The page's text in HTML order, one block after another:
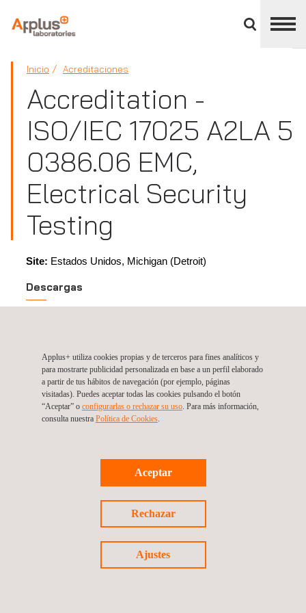
panel
APPLUS+
Inicio Acreditaciones
Accreditation -
ISO/IEC 17025 A2LA 5
0386.06 EMC,
Electrical Security
Testing
Site: Estados Unidos, Michigan (Detroit)
Descargas
Síguenos
©2026 Applus+
Política de privacidad
Proceso de reclamación
Applus+ utiliza cookies propias y de terceros para fines analíticos y
para mostrarte publicidad personalizada en base a un perfil elaborado
a partir de tus hábitos de navegación (por ejemplo, páginas
visitadas). Puedes aceptar todas las cookies pulsando el botón
“Aceptar” o configurarlas o rechazar su uso. Para más información,
consulta nuestra Política de Cookies. ​
Aceptar
Rechazar
Ajustes